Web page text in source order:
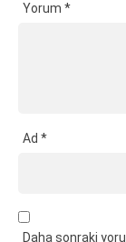
Yorum *
Ad *
Daha sonraki